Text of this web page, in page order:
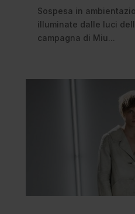
Sospesa in
illuminate dalle luci
campagna di Miu...